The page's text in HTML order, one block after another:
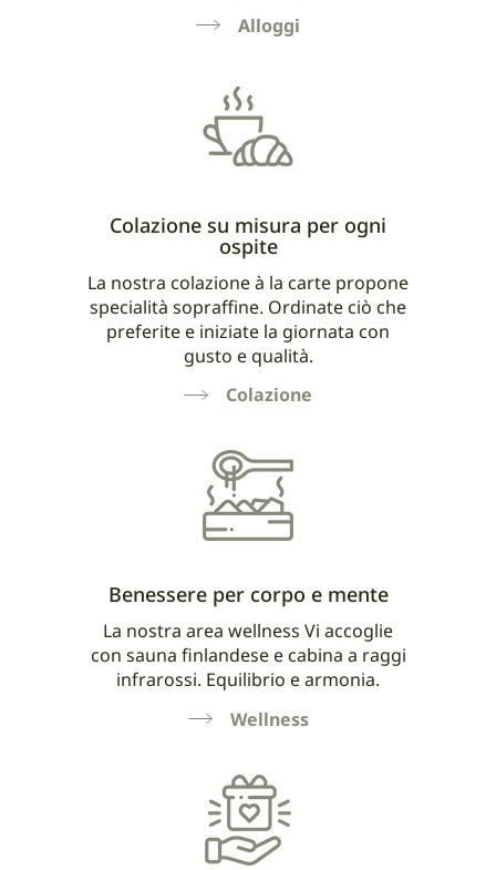
Alloggi
Colazione su misura per ogni
ospite
La nostra colazione à la carte propone
specialità sopraffine. Ordinate ciò che
preferite e iniziate la giornata con
gusto e qualità.
Colazione
Benessere per corpo e mente
La nostra area wellness Vi accoglie
con sauna finlandese e cabina a raggi
infrarossi. Equilibrio e armonia.
Wellness